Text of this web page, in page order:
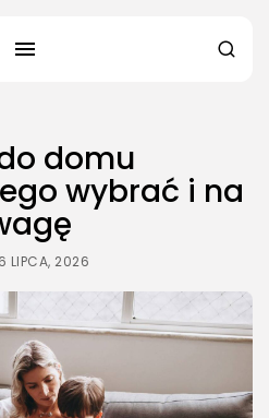
domu
wybrać i na
6 LIPCA, 2026